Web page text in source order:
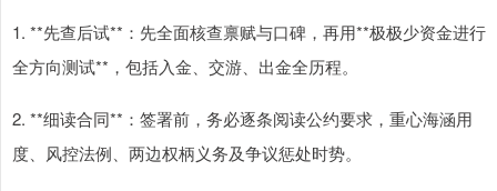
1. **先查后试**：先全面核查禀赋与口碑，再用**极极少资金进行
全方向测试**，包括入金、交游、出金全历程。
2. **细读合同**：签署前，务必逐条阅读公约要求，重心海涵用
度、风控法例、两边权柄义务及争议惩处时势。